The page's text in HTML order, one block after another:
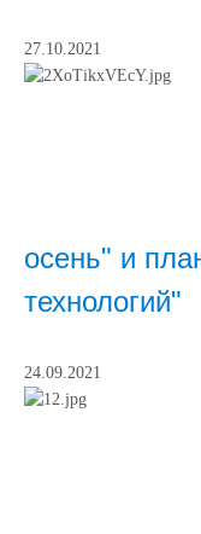
27.10.2021
осень" и
технологий"
24.09.2021